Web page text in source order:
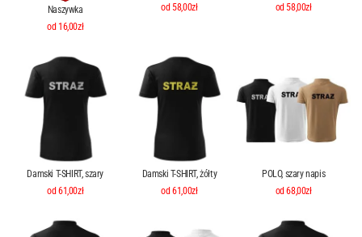
Naszywka
od 16,00zł
od 58,00zł
od 58,00zł
Damski T-SHIRT, szary
od 61,00zł
Damski T-SHIRT, żółty
od 61,00zł
POLO, szary napis
od 68,00zł